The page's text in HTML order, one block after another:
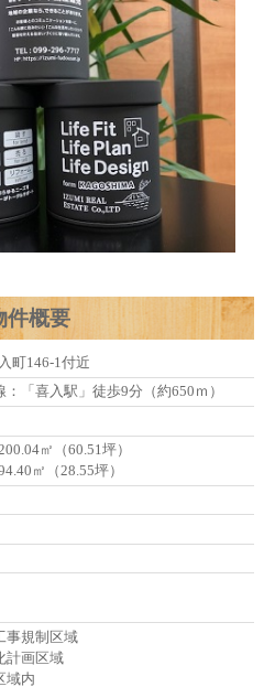
件概要
町146-1付近
「喜入駅」徒歩9分（約650ｍ）
㎡（60.51坪）
㎡（28.55坪）
事規制区域
計画区域
域内